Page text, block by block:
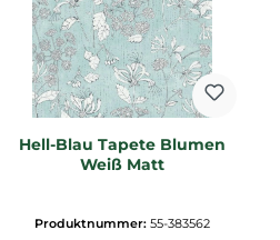
Hell-Blau Tapete Blumen
Weiß Matt
Produktnummer: 55-383562